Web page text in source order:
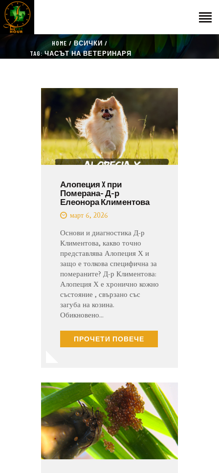
HOME
ВСИЧКИ
TAG: ЧАСЪТ НА ВЕТЕРИНАРЯ
НАЧАЛО
КАТАЛОГ
THE VET HOUR
БЛОГ
КОНТАКТ
Алопеция X при
Померана- Д-р
Елеонора Климентова
март 6, 2026
Основи и диагностика Д-р
Климентова, какво точно
представлява Алопеция Х и
защо е толкова специфична за
помераните? Д-р Климентова:
Алопеция Х е хронично кожно
състояние , свързано със
загуба на козина.
Обикновено…
ПРОЧЕТИ ПОВЕЧЕ